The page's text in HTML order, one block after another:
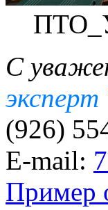
С
(926)
E-mail:
Пример